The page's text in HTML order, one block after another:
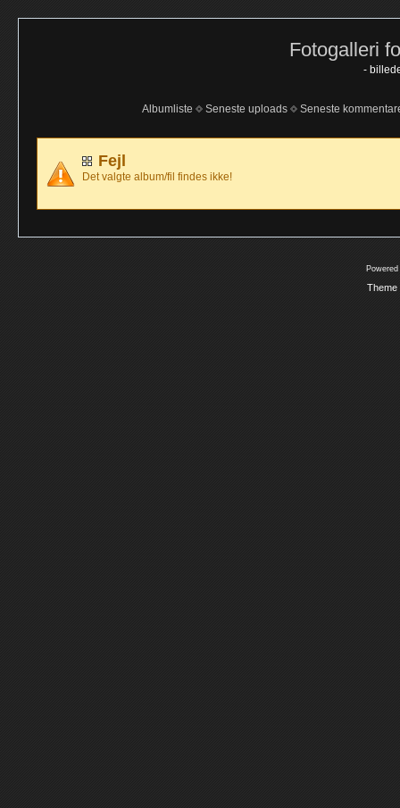
Fotogalleri
-
Albumliste Seneste uploads Seneste
Fejl
Det valgte album/fil findes ikke!
Theme